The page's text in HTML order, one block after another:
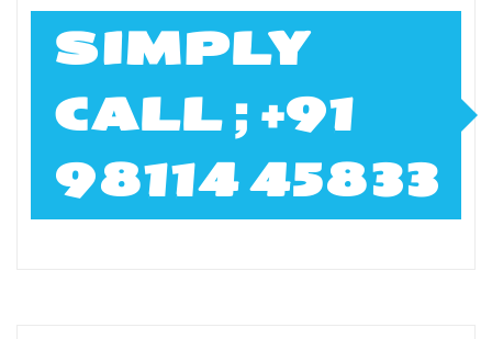
SIMPLY
CALL ; +91
98114 45833